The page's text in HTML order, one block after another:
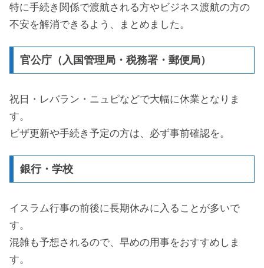
特に手続き関係で渡航される方やビジネス渡航の方の
不安を解消できるよう、まとめました。
官公庁（入国管理局・税務署・郵便局）
祝日・レバラン・ニュピなどで大幅に休業となりま
す。
ビザ更新や手続き予定の方は、必ず事前確認を。
銀行・学校
イスラム行事の前後に長期休みに入ることが多いで
す。
混雑も予想されるので、早めの用事をおすすめしま
す。